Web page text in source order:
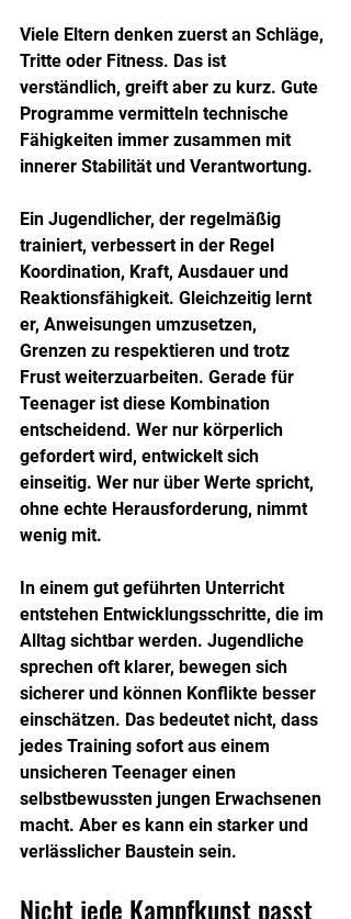
Viele Eltern denken zuerst an Schläge,
Tritte oder Fitness. Das ist
verständlich, greift aber zu kurz. Gute
Programme vermitteln technische
Fähigkeiten immer zusammen mit
innerer Stabilität und Verantwortung.
Ein Jugendlicher, der regelmäßig
trainiert, verbessert in der Regel
Koordination, Kraft, Ausdauer und
Reaktionsfähigkeit. Gleichzeitig lernt
er, Anweisungen umzusetzen,
Grenzen zu respektieren und trotz
Frust weiterzuarbeiten. Gerade für
Teenager ist diese Kombination
entscheidend. Wer nur körperlich
gefordert wird, entwickelt sich
einseitig. Wer nur über Werte spricht,
ohne echte Herausforderung, nimmt
wenig mit.
In einem gut geführten Unterricht
entstehen Entwicklungsschritte, die im
Alltag sichtbar werden. Jugendliche
sprechen oft klarer, bewegen sich
sicherer und können Konflikte besser
einschätzen. Das bedeutet nicht, dass
jedes Training sofort aus einem
unsicheren Teenager einen
selbstbewussten jungen Erwachsenen
macht. Aber es kann ein starker und
verlässlicher Baustein sein.
Nicht jede Kampfkunst passt